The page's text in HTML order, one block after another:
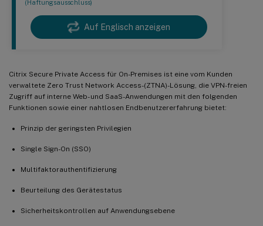
(Haftungsausschluss)
Auf Englisch anzeigen
Citrix Secure Private Access für On-Premises ist eine vom Kunden
verwaltete Zero Trust Network Access-(ZTNA)-Lösung, die VPN-freien
Zugriff auf interne Web- und SaaS-Anwendungen mit den folgenden
Funktionen sowie einer nahtlosen Endbenutzererfahrung bietet:
Prinzip der geringsten Privilegien
Single Sign-On (SSO)
Multifaktorauthentifizierung
Beurteilung des Gerätestatus
Sicherheitskontrollen auf Anwendungsebene